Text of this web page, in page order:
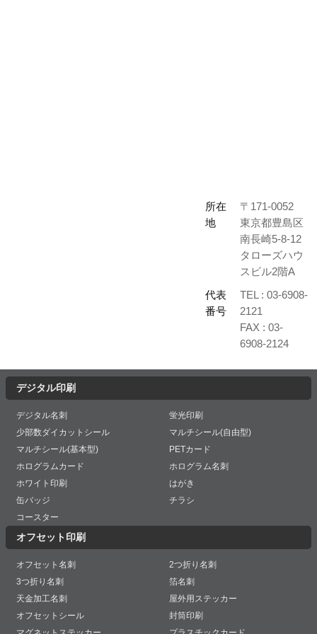
所在
地
〒171-0052
東京都豊島区
南長崎5-8-12
タローズハウ
スビル2階A
代表
番号
TEL : 03-6908-
2121
FAX : 03-
6908-2124
デジタル印刷
デジタル名刺
蛍光印刷
少部数ダイカットシール
マルチシール(自由型)
マルチシール(基本型)
PETカード
ホログラムカード
ホログラム名刺
ホワイト印刷
はがき
缶バッジ
チラシ
コースター
オフセット印刷
オフセット名刺
2つ折り名刺
3つ折り名刺
箔名刺
天金加工名刺
屋外用ステッカー
オフセットシール
封筒印刷